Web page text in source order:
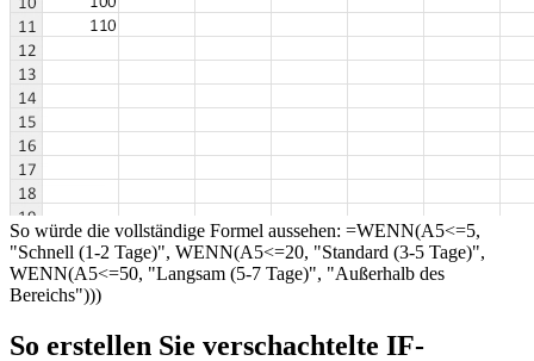
So würde die vollständige Formel aussehen: =WENN(A5<=5,
"Schnell (1-2 Tage)", WENN(A5<=20, "Standard (3-5 Tage)",
WENN(A5<=50, "Langsam (5-7 Tage)", "Außerhalb des
Bereichs")))
So erstellen Sie verschachtelte IF-